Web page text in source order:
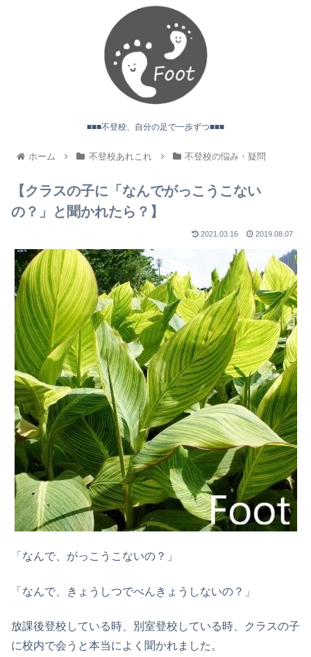
■■■不登校、自分の足で一歩ずつ■■■
ホーム 不登校あれこれ 不登校の悩み・疑問
【クラスの子に「なんでがっこうこない
の？」と聞かれたら？】
2021.03.16 2019.08.07
「なんで、がっこうこないの？」
「なんで、きょうしつでべんきょうしないの？」
放課後登校している時、別室登校している時、クラスの子
に校内で会うと本当によく聞かれました。